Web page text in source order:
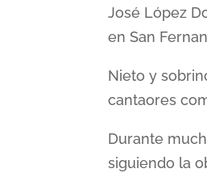
José López
en San
Nieto y
cantaores
Durante
siguiendo la